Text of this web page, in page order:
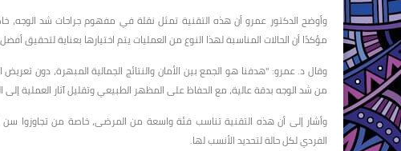
وأوضح الدكتور عمرو أن هذه التقنية تمثل نقلة في مفهوم جراحات شد الوجه،
مؤكدًا أن الحالات المناسبة لهذا النوع من العمليات يتم اختيارها بعناية لتحقيق أفضل
وقال د. عمرو: "هدفنا هو الجمع بين الأمان والنتائج الجمالية المبهرة، دون
من شد الوجه بدقة عالية، مع الحفاظ على المظهر الطبيعي وتقليل آثار العملية إلى
وأشار إلى أن هذه التقنية تناسب فئة واسعة من المرضى، خاصة من تجاوزوا سن
الفردي لكل حالة لتحديد الأنسب لها.